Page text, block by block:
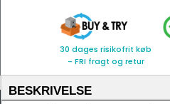
30 dages risikofrit køb
- FRI fragt og retur
BESKRIVELSE